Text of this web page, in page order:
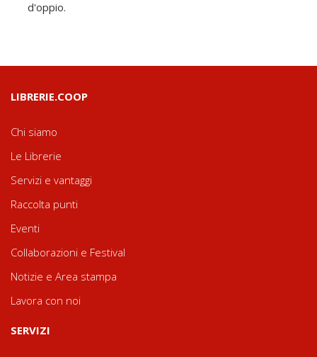
d'oppio.
LIBRERIE.COOP
Chi siamo
Le Librerie
Servizi e vantaggi
Raccolta punti
Eventi
Collaborazioni e Festival
Notizie e Area stampa
Lavora con noi
SERVIZI